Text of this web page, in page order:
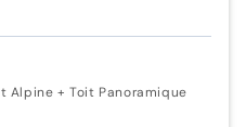
Alpine + Toit Panoramique